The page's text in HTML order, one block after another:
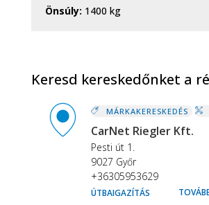
Önsúly: 1400 kg
Keresd kereskedőnket a
MÁRKAKERESKEDÉS
CarNet Riegler Kft.
Pesti út 1.
9027 Győr
+36305953629
ÚTBAIGAZÍTÁS